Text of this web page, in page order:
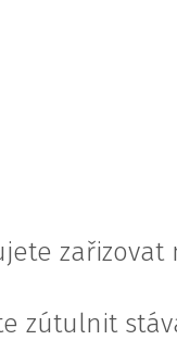
zařizovat
zútulnit